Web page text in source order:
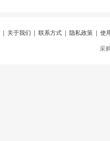
| 关于我们 联系方式| 隐私政策| 使
采